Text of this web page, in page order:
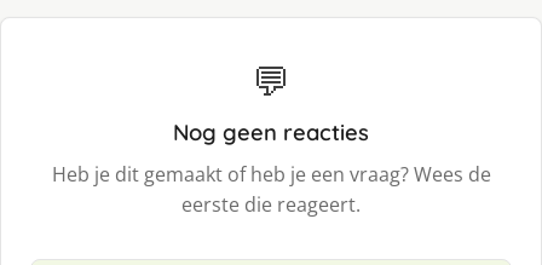
💬
Nog geen reacties
Heb je dit gemaakt of heb je een vraag? Wees de
eerste die reageert.